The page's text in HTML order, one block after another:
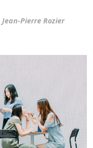
Jean-Pierre Rozier